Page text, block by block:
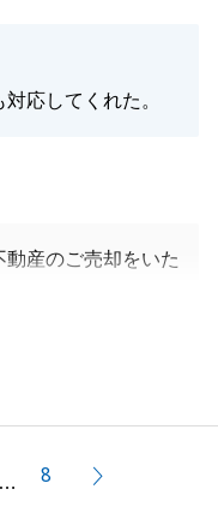
応してくれた。
産のご売却をいた
もお気軽にご連絡く
… 8